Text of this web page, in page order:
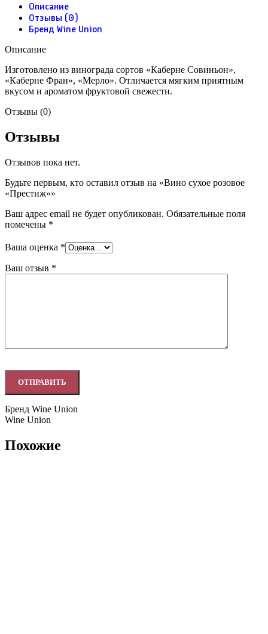
Описание
Отзывы (0)
Бренд Wine Union
Описание
Изготовлено из винограда сортов «Каберне Совиньон»,
«Каберне Фран», «Мерло». Отличается мягким приятным
вкусом и ароматом фруктовой свежести.
Отзывы (0)
Отзывы
Отзывов пока нет.
Будьте первым, кто оставил отзыв на «Вино сухое розовое
«Престиж»»
Ваш адрес email не будет опубликован. Обязательные поля
помечены *
Ваша оценка *
Ваш отзыв *
Бренд Wine Union
Wine Union
Похожие